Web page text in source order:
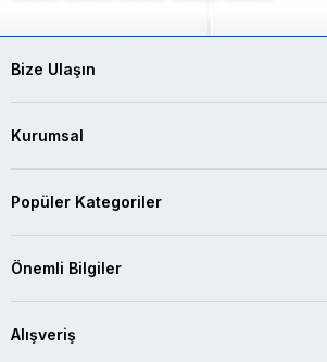
Bize Ulaşın
Kurumsal
Popüler Kategoriler
Önemli Bilgiler
Alışveriş